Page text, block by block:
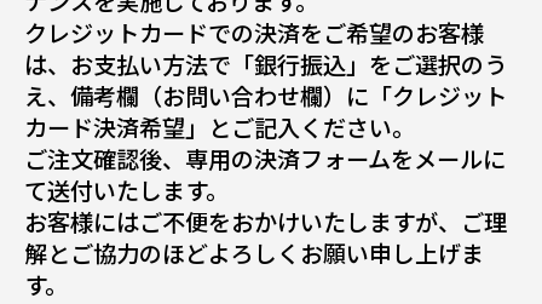
クレジットカードでの決済をご希望のお客様
は、お支払い方法で「銀行振込」をご選択のう
え、備考欄（お問い合わせ欄）に「クレジット
カード決済希望」とご記入ください。
ご注文確認後、専用の決済フォームをメールに
て送付いたします。
お客様にはご不便をおかけいたしますが、ご理
解とご協力のほどよろしくお願い申し上げま
す。